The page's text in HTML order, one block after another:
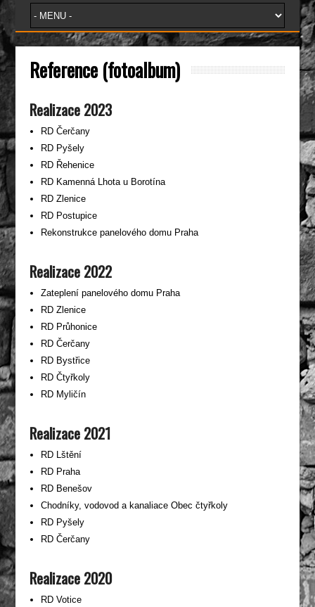
Reference (fotoalbum)
Realizace 2023
RD Čerčany
RD Pyšely
RD Řehenice
RD Kamenná Lhota u Borotína
RD Zlenice
RD Postupice
Rekonstrukce panelového domu Praha
Realizace 2022
Zateplení panelového domu Praha
RD Zlenice
RD Průhonice
RD Čerčany
RD Bystřice
RD Čtyřkoly
RD Myličín
Realizace 2021
RD Lštění
RD Praha
RD Benešov
Chodníky, vodovod a kanaliace Obec čtyřkoly
RD Pyšely
RD Čerčany
Realizace 2020
RD Votice